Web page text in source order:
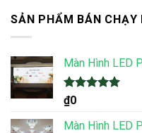
SẢN PHẨM BÁN CHẠY
Màn Hình LED
Được xếp
hạng
5 sao
₫0
Màn Hình LED